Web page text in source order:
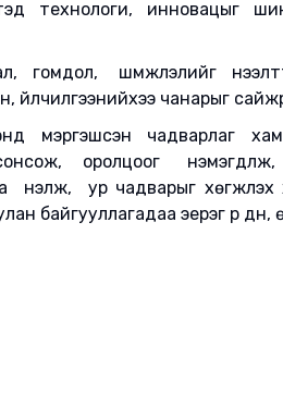
технологи, инновацыг
гомдол, шүүмжлэлийг
үйлчилгээнийхээ чанарыг
мэргэшсэн чадварлаг
оролцоог
ур чадварыг
байгууллагадаа эерэг үр